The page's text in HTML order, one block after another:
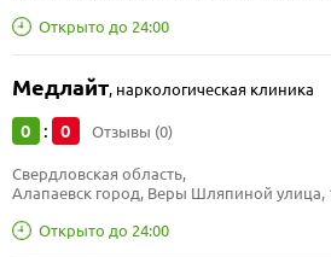
Открыто до 24:00
Медлайт, наркологическая клиника
0 : 0 Отзывы (0)
Открыто до 24:00
Свердловская область,
Алапаевск город, Веры Шляпиной улица,